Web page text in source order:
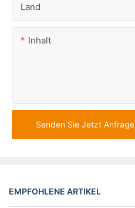
Land
Inhalt
Senden Sie Jetzt Anfrage
EMPFOHLENE ARTIKEL